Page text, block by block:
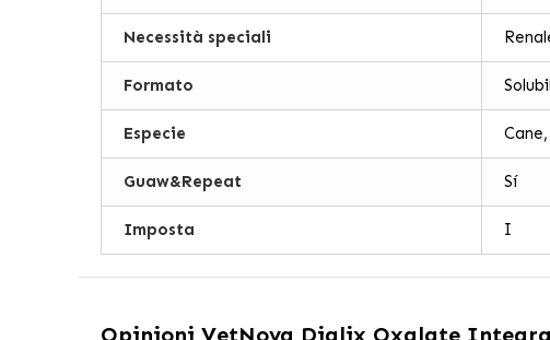
Necessità speciali
Formato
Especie
Guaw&Repeat Sí
Imposta I
Opinioni VetNova Dialix Oxalate